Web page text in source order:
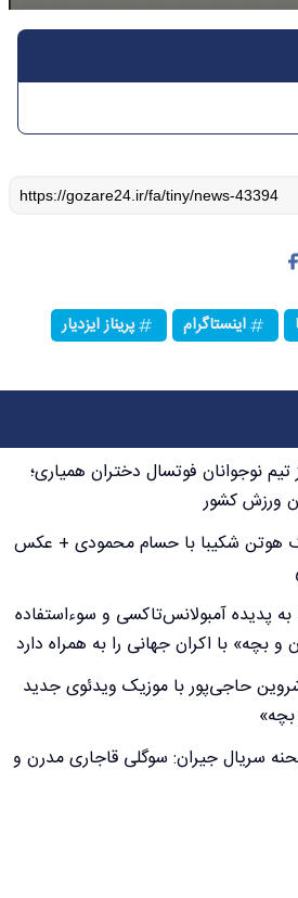
اینستاگرام پریناز ایزدیار
نوجوانان فوتسال دختران همیاری؛
ورزش کشور
هوتن شکیبا با حسام محمودی + عکس
به پدیده آمبولانس‌تاکسی و سوءاستفاده
بچه» با اکران جهانی را به همراه دارد
شروین حاجی‌پور با موزیک ویدئوی جدید
سریال جیران: سوگلی قاجاری مدرن و